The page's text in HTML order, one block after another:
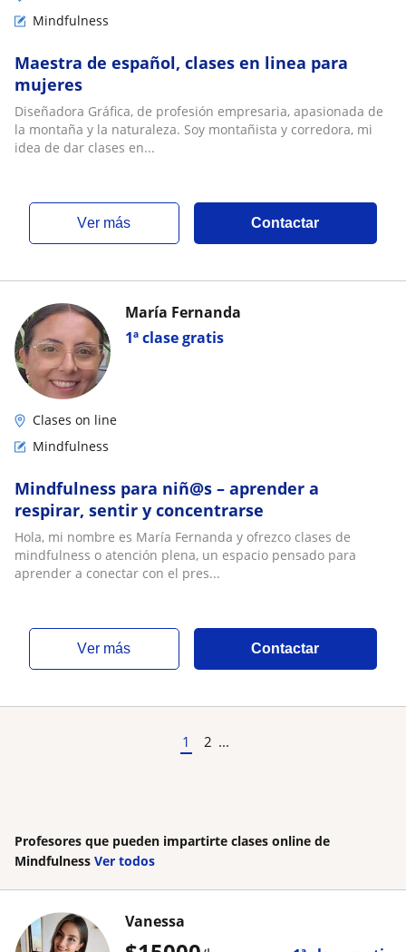
Mindfulness
Maestra de español, clases en linea para
mujeres
Diseñadora Gráfica, de profesión empresaria, apasionada de
la montaña y la naturaleza. Soy montañista y corredora, mi
idea de dar clases en...
ver más Contactar
1ª clase gratis
María Fernanda
Clases on line
Mindfulness
Mindfulness para niñ@s – aprender a
respirar, sentir y concentrarse
Hola, mi nombre es María Fernanda y ofrezco clases de
mindfulness o atención plena, un espacio pensado para
aprender a conectar con el pres...
ver más Contactar
1 2 ...
Profesores que pueden impartirte clases online de
Mindfulness Ver todos
Vanessa